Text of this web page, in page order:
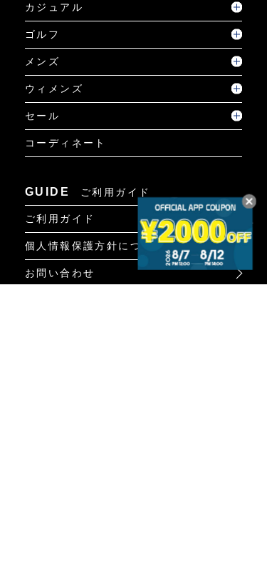
カジュアル
ゴルフ
メンズ
ウィメンズ
セール
コーディネート
GUIDE ご利用ガイド
ご利用ガイド
個人情報保護方針について
お問い合わせ